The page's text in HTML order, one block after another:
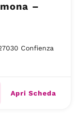
–
Confienza
Apri Scheda